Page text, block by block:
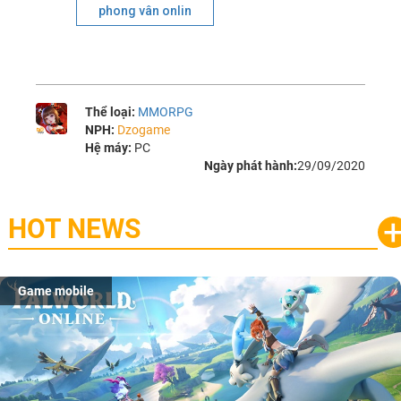
phong vân onlin
Thể loại: MMORPG
NPH: Dzogame
Hệ máy: PC
Ngày phát hành:29/09/2020
HOT NEWS
Game mobile